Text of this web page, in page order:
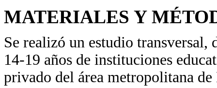
MATERIALES Y
Se realizó un estudio transversal,
14-19 años de instituciones
privado del área metropolitana